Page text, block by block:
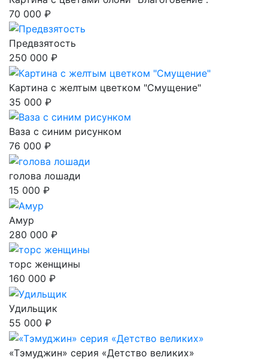
70 000 ₽
Предвзятость
250 000 ₽
Картина с желтым цветком "Смущение"
35 000 ₽
Ваза с синим рисунком
76 000 ₽
голова лошади
15 000 ₽
Амур
280 000 ₽
торс женщины
160 000 ₽
Удильщик
55 000 ₽
«Тэмуджин» серия «Детство великих»